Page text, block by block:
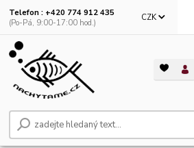
CZK
Telefon : +420 774 912 435
(Po-Pá, 9:00-17:00 hod.)